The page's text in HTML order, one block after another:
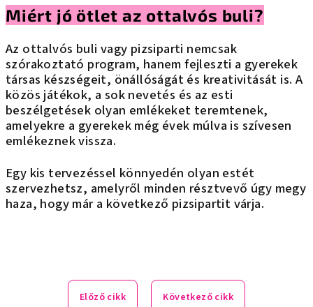
Miért jó ötlet az ottalvós buli?
Az ottalvós buli vagy pizsiparti nemcsak
szórakoztató program, hanem fejleszti a gyerekek
társas készségeit, önállóságát és kreativitását is. A
közös játékok, a sok nevetés és az esti
beszélgetések olyan emlékeket teremtenek,
amelyekre a gyerekek még évek múlva is szívesen
emlékeznek vissza.
Egy kis tervezéssel könnyedén olyan estét
szervezhetsz, amelyről minden résztvevő úgy megy
haza, hogy már a következő pizsipartit várja.
Előző cikk Következő cikk